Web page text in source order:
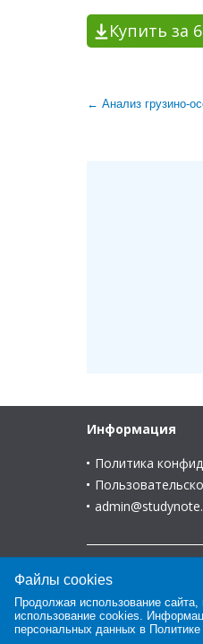
Купить за
← Анализ грузино-
Информация
Политика
© 2008-2025 В
Файлы cookies
Продолжая использование
использование cookies.
персональных данных в